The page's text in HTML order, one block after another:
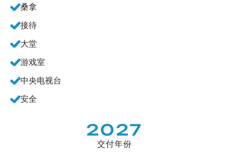
桑拿
接待
大堂
游戏室
中央电视台
安全
2027
交付年份